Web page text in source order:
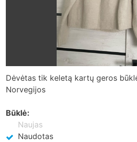
Dėvėtas tik keletą kartų geros
Norvegijos
Būklė:
Naujas
Naudotas